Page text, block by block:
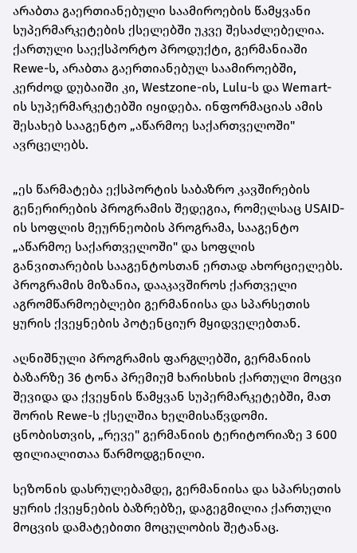
არაბთა გაერთიანებული საამიროების წამყვანი
სუპერმარკეტების ქსელებში უკვე შესაძლებელია.
ქართული საექსპორტო პროდუქტი, გერმანიაში
Rewe-ს, არაბთა გაერთიანებულ საამიროებში,
კერძოდ დუბაიში კი, Westzone-ის, Lulu-ს და Wemart-
ის სუპერმარკეტებში იყიდება. ინფორმაციას ამის
შესახებ სააგენტო „აწარმოე საქართველოში"
ავრცელებს.
„ეს წარმატება ექსპორტის საბაზრო კავშირების
გენერირების პროგრამის შედეგია, რომელსაც USAID-
ის სოფლის მეურნეობის პროგრამა, სააგენტო
„აწარმოე საქართველოში" და სოფლის
განვითარების სააგენტოსთან ერთად ახორციელებს.
პროგრამის მიზანია, დააკავშიროს ქართველი
აგრომწარმოებლები გერმანიისა და სპარსეთის
ყურის ქვეყნების პოტენციურ მყიდველებთან.
აღნიშნული პროგრამის ფარგლებში, გერმანიის
ბაზარზე 36 ტონა პრემიუმ ხარისხის ქართული მოცვი
შევიდა და ქვეყნის წამყვან სუპერმარკეტებში, მათ
შორის Rewe-ს ქსელშია ხელმისაწვდომი.
ცნობისთვის, „რევე" გერმანიის ტერიტორიაზე 3 600
ფილიალითაა წარმოდგენილი.
სეზონის დასრულებამდე, გერმანიისა და სპარსეთის
ყურის ქვეყნების ბაზრებზე, დაგეგმილია ქართული
მოცვის დამატებითი მოცულობის შეტანაც.